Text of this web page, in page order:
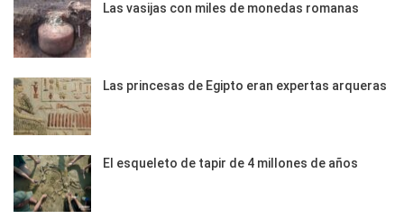
Las vasijas con miles de monedas romanas
Las princesas de Egipto eran expertas arqueras
El esqueleto de tapir de 4 millones de años